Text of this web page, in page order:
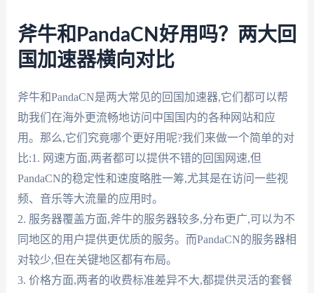
斧牛和PandaCN好用吗？两大回
国加速器横向对比
斧牛和PandaCN是两大常见的回国加速器,它们都可以帮
助我们在海外更流畅地访问中国国内的各种网站和应
用。那么,它们究竟哪个更好用呢?我们来做一个简单的对
比:1. 网速方面,两者都可以提供不错的回国网速,但
PandaCN的稳定性和速度略胜一筹,尤其是在访问一些视
频、音乐等大流量的应用时。
2. 服务器覆盖方面,斧牛的服务器较多,分布更广,可以为不
同地区的用户提供更优质的服务。而PandaCN的服务器相
对较少,但在关键地区都有布局。
3. 价格方面,两者的收费标准差异不大,都提供灵活的套餐